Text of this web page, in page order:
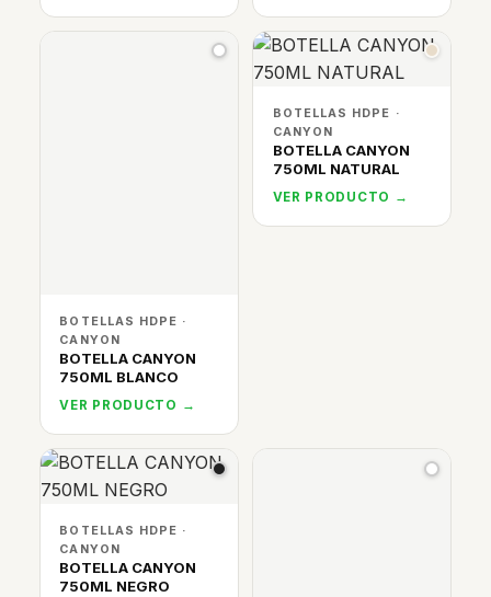
BOTELLAS HDPE ·
CANYON
BOTELLA CANYON
750ML BLANCO
VER PRODUCTO →
BOTELLAS HDPE ·
CANYON
BOTELLA CANYON
750ML NATURAL
VER PRODUCTO →
BOTELLAS HDPE ·
CANYON
BOTELLA CANYON
750ML NEGRO